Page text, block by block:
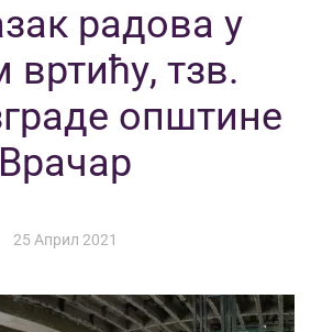
радова у
вртићу, тзв.
општине
Врачар
25 Април 2021